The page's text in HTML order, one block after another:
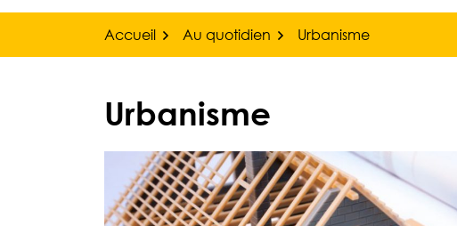
Accueil Au quotidien Urbanisme
Urbanisme